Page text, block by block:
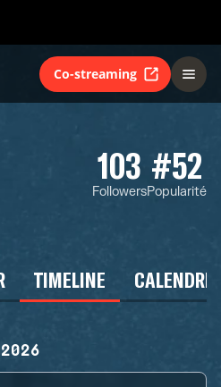
Co-streaming
103
Followers
#52
Popularité
TIMELINE
2026